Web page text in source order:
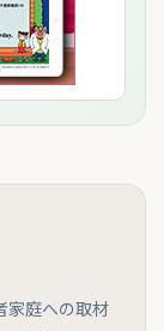
家庭への取材